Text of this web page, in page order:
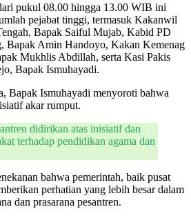
pukul 08.00 hingga 13.00 WIB ini
pejabat tinggi, termasuk Kakanwil
Bapak Saiful Mujab, Kabid PD
Bapak Amin Handoyo, Kakan Kemenag
Mukhlis Abdillah, serta Kasi Pakis
Bapak Ismuhayadi.
Bapak Ismuhayadi menyoroti bahwa
akar rumput.
didirikan atas inisiatif dan
terhadap pendidikan agama dan
bahwa pemerintah, baik pusat
perhatian yang lebih besar dalam
dan prasarana pesantren.